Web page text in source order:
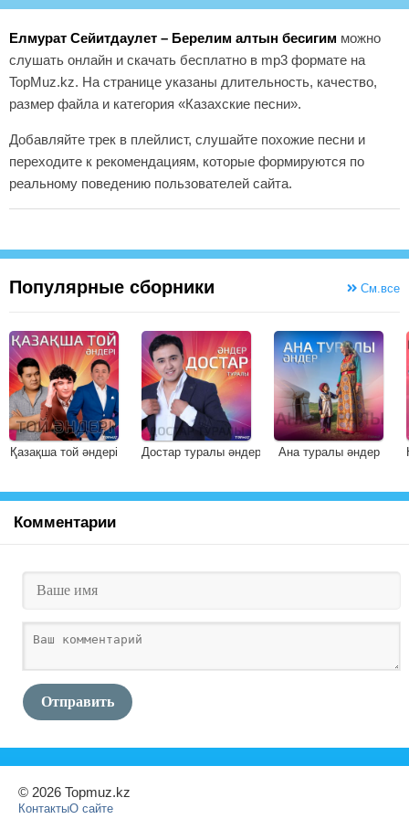
Елмурат Сейитдаулет – Берелим алтын бесигим можно
слушать онлайн и скачать бесплатно в mp3 формате на
TopMuz.kz. На странице указаны длительность, качество,
размер файла и категория «Казахские песни».
Добавляйте трек в плейлист, слушайте похожие песни и
переходите к рекомендациям, которые формируются по
реальному поведению пользователей сайта.
Популярные сборники См.все
Қазақша той әндері Достар туралы әндер Ана туралы әндер
Комментарии
Отправить
© 2026 Topmuz.kz
КонтактыО сайте